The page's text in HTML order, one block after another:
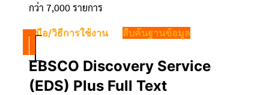
กว่า 7,000 รายการ
คู่มือ/วิธีการใช้งาน สืบค้นฐานข้อมูล
EBSCO Discovery Service
(EDS) Plus Full Text